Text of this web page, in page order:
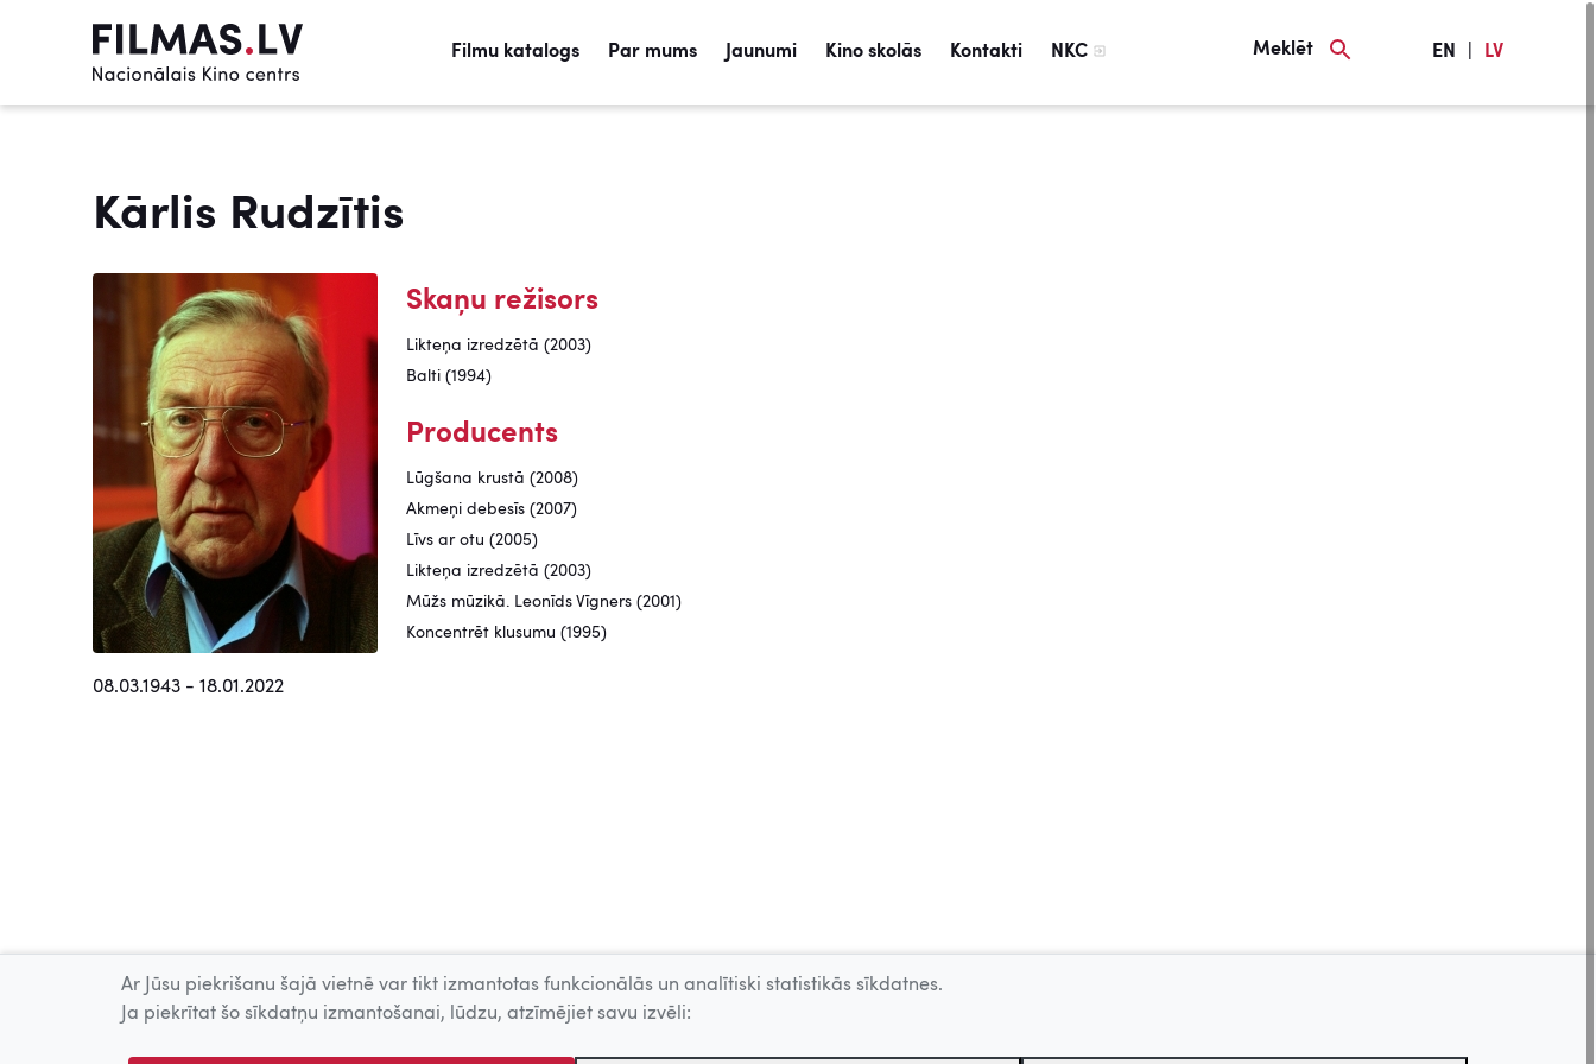
Filmu katalogs Par mums Jaunumi Kino skolās Kontakti NKC Meklēt EN LV
Kārlis Rudzītis
08.03.1943 - 18.01.2022
Skaņu režisors
Likteņa izredzētā (2003)
Balti (1994)
Producents
Lūgšana krustā (2008)
Akmeņi debesīs (2007)
Līvs ar otu (2005)
Likteņa izredzētā (2003)
Mūžs mūzikā. Leonīds Vīgners (2001)
Koncentrēt klusumu (1995)
Ar Jūsu piekrišanu šajā vietnē var tikt izmantotas funkcionālās un analītiski statistikās sīkdatnes.
Ja piekrītat šo sīkdatņu izmantošanai, lūdzu, atzīmējiet savu izvēli: